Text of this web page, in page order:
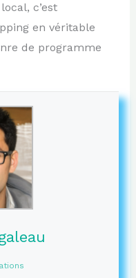
c’est
en véritable
de programme